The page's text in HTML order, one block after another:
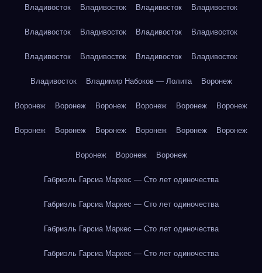
Владивосток Владивосток Владивосток Владивосток
Владивосток Владивосток Владивосток Владивосток
Владивосток Владивосток Владивосток Владивосток
Владивосток Владимир Набоков — Лолита Воронеж
Воронеж Воронеж Воронеж Воронеж Воронеж Воронеж
Воронеж Воронеж Воронеж Воронеж Воронеж Воронеж
Воронеж Воронеж Воронеж
Габриэль Гарсиа Маркес — Сто лет одиночества
Габриэль Гарсиа Маркес — Сто лет одиночества
Габриэль Гарсиа Маркес — Сто лет одиночества
Габриэль Гарсиа Маркес — Сто лет одиночества